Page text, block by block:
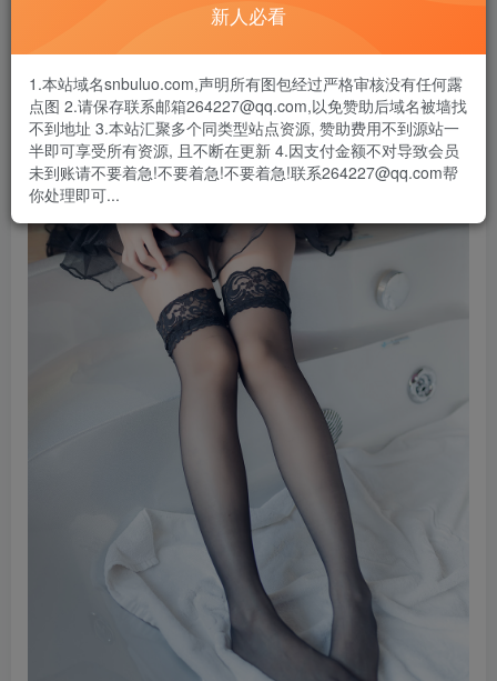
- 资源失效/充值未到账/账号解禁...等问题请《提交工单》
新人必看
1.本站域名snbuluo.com,声明所有图包经过严格审核没有任何露
点图 2.请保存联系邮箱264227@qq.com,以免赞助后域名被墙找
不到地址 3.本站汇聚多个同类型站点资源, 赞助费用不到源站一
半即可享受所有资源, 且不断在更新 4.因支付金额不对导致会员
未到账请不要着急!不要着急!不要着急!联系264227@qq.com帮
你处理即可...